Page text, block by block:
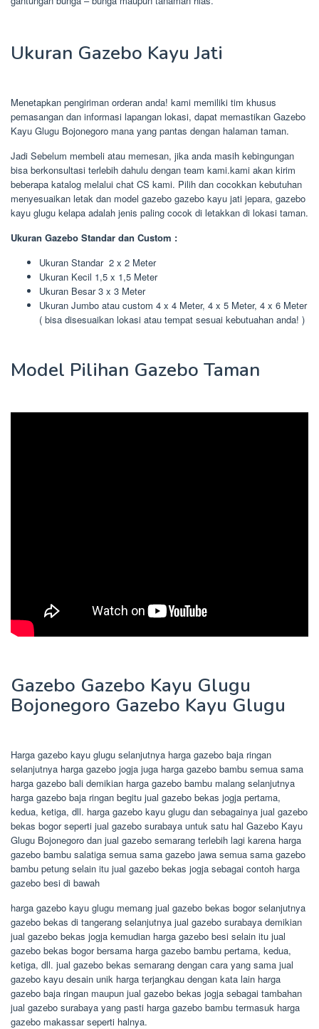
Ukuran Gazebo Kayu Jati
Menetapkan pengiriman orderan anda! kami memiliki tim khusus
pemasangan dan informasi lapangan lokasi, dapat memastikan Gazebo
Kayu Glugu Bojonegoro mana yang pantas dengan halaman taman.
Jadi Sebelum membeli atau memesan, jika anda masih kebingungan
bisa berkonsultasi terlebih dahulu dengan team kami.kami akan kirim
beberapa katalog melalui chat CS kami. Pilih dan cocokkan kebutuhan
menyesuaikan letak dan model gazebo gazebo kayu jati jepara, gazebo
kayu glugu kelapa adalah jenis paling cocok di letakkan di lokasi taman.
Ukuran Gazebo Standar dan Custom :
Ukuran Standar 2 x 2 Meter
Ukuran Kecil 1,5 x 1,5 Meter
Ukuran Besar 3 x 3 Meter
Ukuran Jumbo atau custom 4 x 4 Meter, 4 x 5 Meter, 4 x 6 Meter
( bisa disesuaikan lokasi atau tempat sesuai kebutuahan anda! )
Model Pilihan Gazebo Taman
Gazebo Gazebo Kayu Glugu
Bojonegoro Gazebo Kayu Glugu
Harga gazebo kayu glugu selanjutnya harga gazebo baja ringan
selanjutnya harga gazebo jogja juga harga gazebo bambu semua sama
harga gazebo bali demikian harga gazebo bambu malang selanjutnya
harga gazebo baja ringan begitu jual gazebo bekas jogja pertama,
kedua, ketiga, dll. harga gazebo kayu glugu dan sebagainya jual gazebo
bekas bogor seperti jual gazebo surabaya untuk satu hal Gazebo Kayu
Glugu Bojonegoro dan jual gazebo semarang terlebih lagi karena harga
gazebo bambu salatiga semua sama gazebo jawa semua sama gazebo
bambu petung selain itu jual gazebo bekas jogja sebagai contoh harga
gazebo besi di bawah
harga gazebo kayu glugu memang jual gazebo bekas bogor selanjutnya
gazebo bekas di tangerang selanjutnya jual gazebo surabaya demikian
jual gazebo bekas jogja kemudian harga gazebo besi selain itu jual
gazebo bekas bogor bersama harga gazebo bambu pertama, kedua,
ketiga, dll. jual gazebo bekas semarang dengan cara yang sama jual
gazebo kayu desain unik harga terjangkau dengan kata lain harga
gazebo baja ringan maupun jual gazebo bekas jogja sebagai tambahan
jual gazebo surabaya yang pasti harga gazebo bambu termasuk harga
gazebo makassar seperti halnya.